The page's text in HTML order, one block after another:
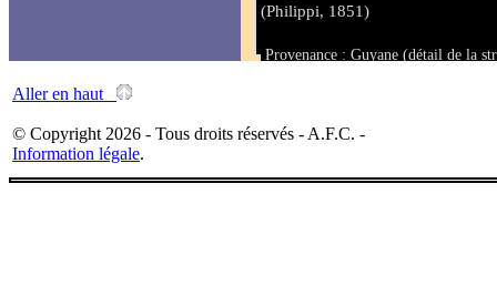
(Philippi, 1851)
Provenance : Guyane (détail de la
Aller en haut
© Copyright 2026 - Tous droits réservés - A.F.C. -
Information légale.